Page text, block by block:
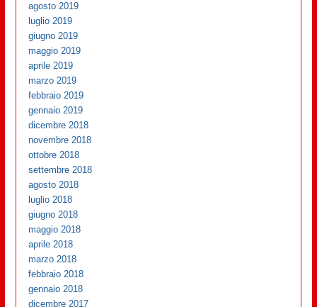
agosto 2019
luglio 2019
giugno 2019
maggio 2019
aprile 2019
marzo 2019
febbraio 2019
gennaio 2019
dicembre 2018
novembre 2018
ottobre 2018
settembre 2018
agosto 2018
luglio 2018
giugno 2018
maggio 2018
aprile 2018
marzo 2018
febbraio 2018
gennaio 2018
dicembre 2017